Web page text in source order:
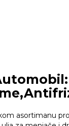
asortimanu